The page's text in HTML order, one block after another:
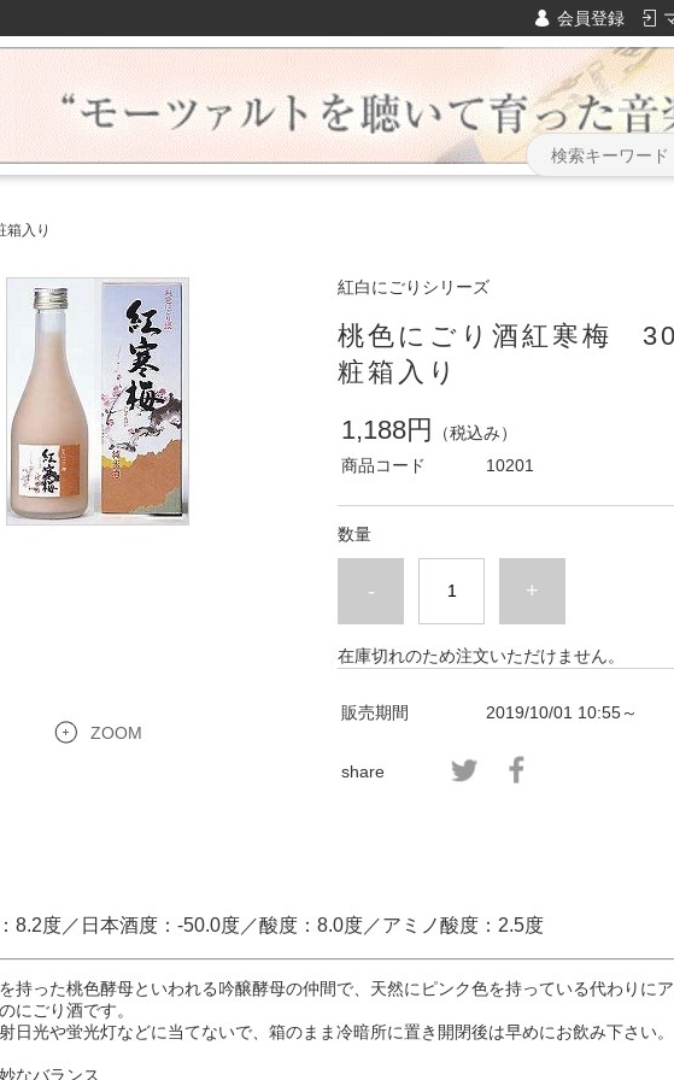
会員登録
入り
ZOOM
紅白にごりシリーズ
桃色にごり酒紅寒梅
粧箱入り
1,188円
（税込み）
商品コード
10201
数量
- +
在庫切れのため注文いただけません。
販売期間 2019/10/01 10:55～
share
8.2度／日本酒度：-50.0度／酸度：8.0度／アミノ酸度：2.5度
持った桃色酵母といわれる吟醸酵母の仲間で、天然にピンク色を持っている代わりに
にごり酒です。
日光や蛍光灯などに当てないで、箱のまま冷暗所に置き開閉後は早めにお飲み下さい。
なバランス